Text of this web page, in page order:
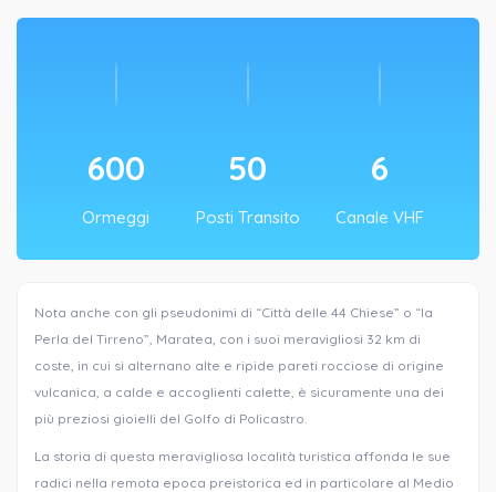
600
Ormeggi
50
Posti Transito
6
Canale VHF
Nota anche con gli pseudonimi di “Città delle 44 Chiese” o “la
Perla del Tirreno”, Maratea, con i suoi meravigliosi 32 km di
coste, in cui si alternano alte e ripide pareti rocciose di origine
vulcanica, a calde e accoglienti calette, è sicuramente una dei
più preziosi gioielli del Golfo di Policastro.
La storia di questa meravigliosa località turistica affonda le sue
radici nella remota epoca preistorica ed in particolare al Medio